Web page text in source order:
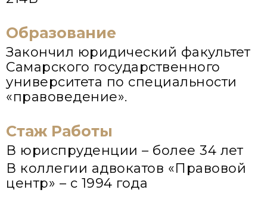
Образование
Закончил юридический факультет
Самарского государственного
университета по специальности
«правоведение».
Стаж Работы
В юриспруденции – более 34 лет
В коллегии адвокатов «Правовой
центр» – с 1994 года